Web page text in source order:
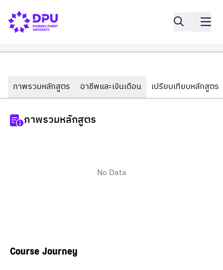
ภาพรวมหลักสูตร อาชีพและเงินเดือน เปรียบเทียบหลักสูตร
ภาพรวมหลักสูตร
No Data
Course Journey